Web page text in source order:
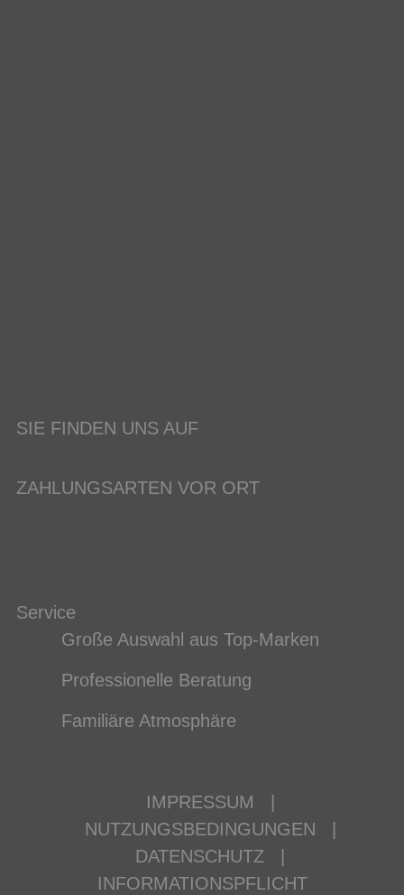
SIE FINDEN UNS AUF
ZAHLUNGSARTEN VOR ORT
Service
Große Auswahl aus Top-Marken
Professionelle Beratung
Familiäre Atmosphäre
IMPRESSUM
NUTZUNGSBEDINGUNGEN
DATENSCHUTZ
INFORMATIONSPFLICHT